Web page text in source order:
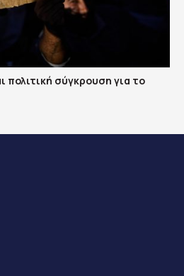
πολιτική σύγκρουση για το